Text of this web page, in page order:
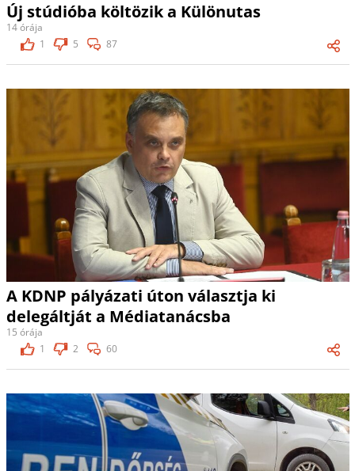
Új stúdióba költözik a Különutas
14 órája
1
5 87
A KDNP pályázati úton választja ki
delegáltját a Médiatanácsba
15 órája
1
2 60